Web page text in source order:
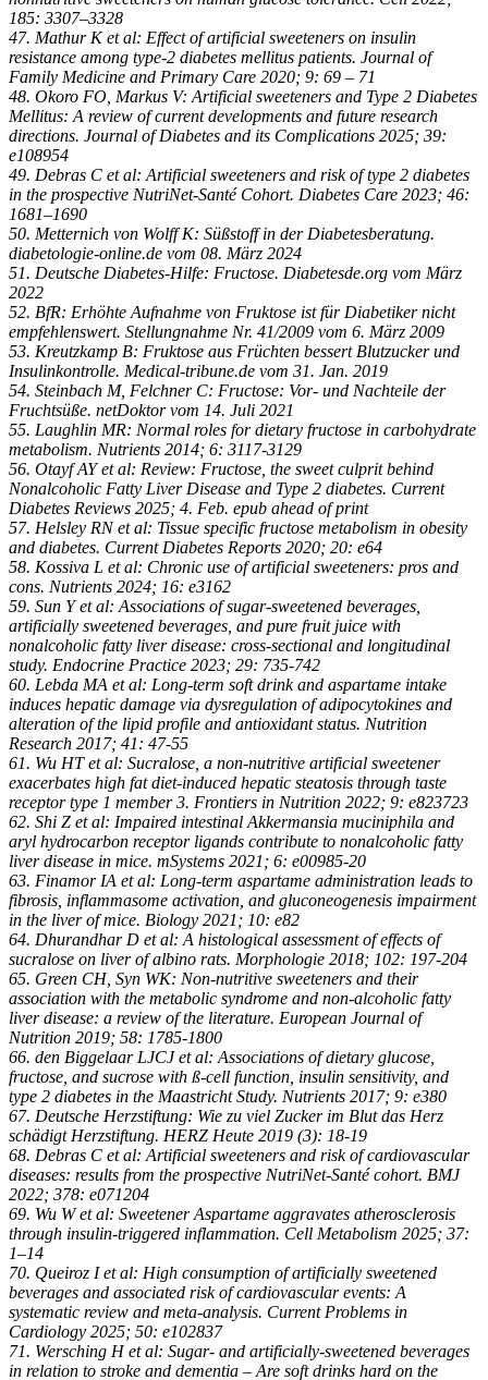
185: 3307–3328
47. Mathur K et al: Effect of artificial sweeteners on insulin
resistance among type-2 diabetes mellitus patients. Journal of
Family Medicine and Primary Care 2020; 9: 69 – 71
48. Okoro FO, Markus V: Artificial sweeteners and Type 2 Diabetes
Mellitus: A review of current developments and future research
directions. Journal of Diabetes and its Complications 2025; 39:
e108954
49. Debras C et al: Artificial sweeteners and risk of type 2 diabetes
in the prospective NutriNet-Santé Cohort. Diabetes Care 2023; 46:
1681–1690
50. Metternich von Wolff K: Süßstoff in der Diabetesberatung.
diabetologie-online.de vom 08. März 2024
51. Deutsche Diabetes-Hilfe: Fructose. Diabetesde.org vom März
2022
52. BfR: Erhöhte Aufnahme von Fruktose ist für Diabetiker nicht
empfehlenswert. Stellungnahme Nr. 41/2009 vom 6. März 2009
53. Kreutzkamp B: Fruktose aus Früchten bessert Blutzucker und
Insulinkontrolle. Medical-tribune.de vom 31. Jan. 2019
54. Steinbach M, Felchner C: Fructose: Vor- und Nachteile der
Fruchtsüße. netDoktor vom 14. Juli 2021
55. Laughlin MR: Normal roles for dietary fructose in carbohydrate
metabolism. Nutrients 2014; 6: 3117-3129
56. Otayf AY et al: Review: Fructose, the sweet culprit behind
Nonalcoholic Fatty Liver Disease and Type 2 diabetes. Current
Diabetes Reviews 2025; 4. Feb. epub ahead of print
57. Helsley RN et al: Tissue specific fructose metabolism in obesity
and diabetes. Current Diabetes Reports 2020; 20: e64
58. Kossiva L et al: Chronic use of artificial sweeteners: pros and
cons. Nutrients 2024; 16: e3162
59. Sun Y et al: Associations of sugar-sweetened beverages,
artificially sweetened beverages, and pure fruit juice with
nonalcoholic fatty liver disease: cross-sectional and longitudinal
study. Endocrine Practice 2023; 29: 735-742
60. Lebda MA et al: Long-term soft drink and aspartame intake
induces hepatic damage via dysregulation of adipocytokines and
alteration of the lipid profile and antioxidant status. Nutrition
Research 2017; 41: 47-55
61. Wu HT et al: Sucralose, a non-nutritive artificial sweetener
exacerbates high fat diet-induced hepatic steatosis through taste
receptor type 1 member 3. Frontiers in Nutrition 2022; 9: e823723
62. Shi Z et al: Impaired intestinal Akkermansia muciniphila and
aryl hydrocarbon receptor ligands contribute to nonalcoholic fatty
liver disease in mice. mSystems 2021; 6: e00985-20
63. Finamor IA et al: Long-term aspartame administration leads to
fibrosis, inflammasome activation, and gluconeogenesis impairment
in the liver of mice. Biology 2021; 10: e82
64. Dhurandhar D et al: A histological assessment of effects of
sucralose on liver of albino rats. Morphologie 2018; 102: 197-204
65. Green CH, Syn WK: Non-nutritive sweeteners and their
association with the metabolic syndrome and non-alcoholic fatty
liver disease: a review of the literature. European Journal of
Nutrition 2019; 58: 1785-1800
66. den Biggelaar LJCJ et al: Associations of dietary glucose,
fructose, and sucrose with ß-cell function, insulin sensitivity, and
type 2 diabetes in the Maastricht Study. Nutrients 2017; 9: e380
67. Deutsche Herzstiftung: Wie zu viel Zucker im Blut das Herz
schädigt Herzstiftung. HERZ Heute 2019 (3): 18-19
68. Debras C et al: Artificial sweeteners and risk of cardiovascular
diseases: results from the prospective NutriNet-Santé cohort. BMJ
2022; 378: e071204
69. Wu W et al: Sweetener Aspartame aggravates atherosclerosis
through insulin-triggered inflammation. Cell Metabolism 2025; 37:
1–14
70. Queiroz I et al: High consumption of artificially sweetened
beverages and associated risk of cardiovascular events: A
systematic review and meta-analysis. Current Problems in
Cardiology 2025; 50: e102837
71. Wersching H et al: Sugar- and artificially-sweetened beverages
in relation to stroke and dementia – Are soft drinks hard on the